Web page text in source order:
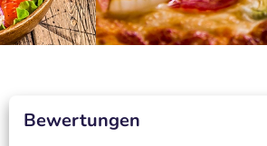
Bewertungen